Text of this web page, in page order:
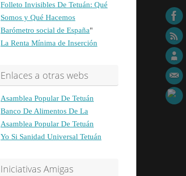
Folleto Invisibles De Tetuán: Qué
Somos y Qué Hacemos
Barómetro social de España"
La Renta Mínima de Inserción
Enlaces a otras webs
Asamblea Popular De Tetuán
Banco De Alimentos De La
Asamblea Popular De Tetuán
Yo Si Sanidad Universal Tetuán
Iniciativas Amigas